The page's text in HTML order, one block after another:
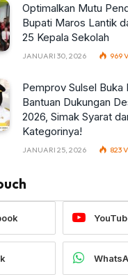
Optimalkan Mutu
Bupati Maros Lantik
25 Kepala Sekolah
JANUARI 30, 2026 969
Pemprov Sulsel Buka
Bantuan Dukungan
2026, Simak Syarat
Kategorinya!
JANUARI 25, 2026 823